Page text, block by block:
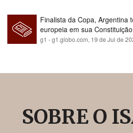
Finalista da Copa, Argentina
europeia em sua
para maioria branca
g1 - g1.globo.com, 19 de Jul de
SOBRE O